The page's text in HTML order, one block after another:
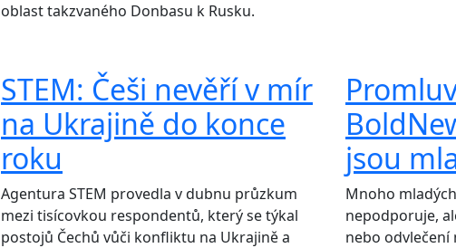
oblast takzvaného Donbasu k Rusku.
STEM: Češi nevěří v mír
na Ukrajině do konce
roku
Agentura STEM provedla v dubnu průzkum
mezi tisícovkou respondentů, který se týkal
postojů Čechů vůči konfliktu na Ukrajině a
jsou
Mnoho
nepodporuje,
nebo